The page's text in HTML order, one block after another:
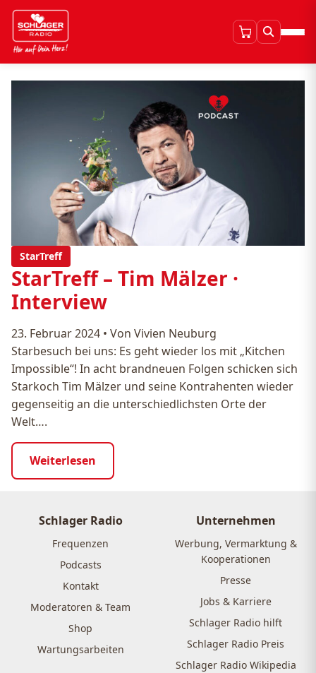
StarTreff
StarTreff – Tim Mälzer ·
Interview
23. Februar 2024 • Von Vivien Neuburg
Starbesuch bei uns: Es geht wieder los mit „Kitchen
Impossible“! In acht brandneuen Folgen schicken sich
Starkoch Tim Mälzer und seine Kontrahenten wieder
gegenseitig an die unterschiedlichsten Orte der
Welt….
Weiterlesen
Schlager Radio
Frequenzen
Podcasts
Kontakt
Moderatoren & Team
Shop
Wartungsarbeiten
Unternehmen
Werbung, Vermarktung &
Kooperationen
Presse
Jobs & Karriere
Schlager Radio hilft
Schlager Radio Preis
Schlager Radio Wikipedia